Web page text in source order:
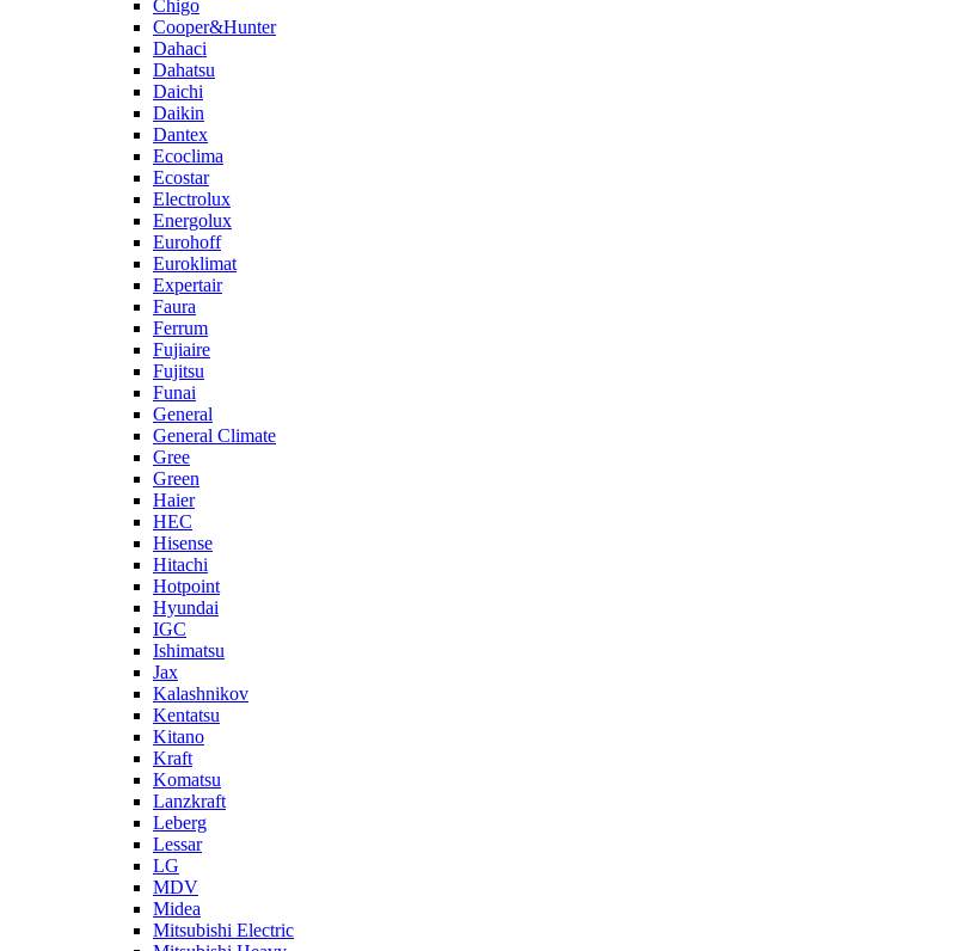
Chigo
Cooper&Hunter
Dahaci
Dahatsu
Daichi
Daikin
Dantex
Ecoclima
Ecostar
Electrolux
Energolux
Eurohoff
Euroklimat
Expertair
Faura
Ferrum
Fujiaire
Fujitsu
Funai
General
General Climate
Gree
Green
Haier
HEC
Hisense
Hitachi
Hotpoint
Hyundai
IGC
Ishimatsu
Jax
Kalashnikov
Kentatsu
Kitano
Kraft
Komatsu
Lanzkraft
Leberg
Lessar
LG
MDV
Midea
Mitsubishi Electric